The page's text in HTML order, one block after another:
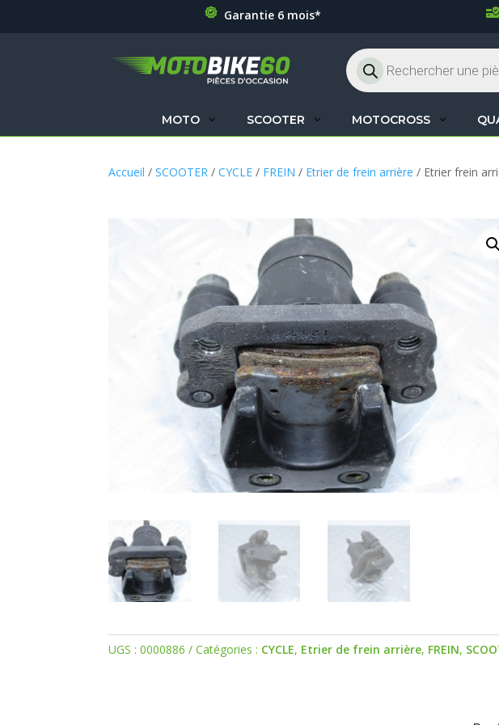
Garantie 6 mois*
Recherche
de
produits
MOTO SCOOTER MOTOCROSS
Accueil /SCOOTER /CYCLE / FREIN / Etrier de frein arrière / Etrier frein
UGS :0000886 Catégories : CYCLE, Etrier de frein arrière, FREIN,